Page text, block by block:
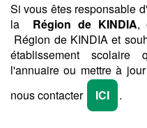
Si vous êtes responsable
la Région de KINDIA,
Région de KINDIA et
établissement
l'annuaire ou mettre à
nous contacter
ICI .